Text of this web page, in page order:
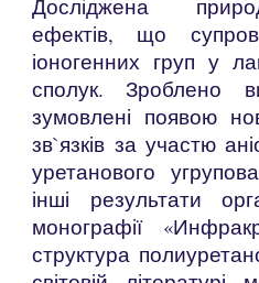
Досліджена
ефектів, що
іоногенних груп у
сполук. Зроблено
зумовлені появою
зв`язків за участю
уретанового
інші результати
монографії
структура